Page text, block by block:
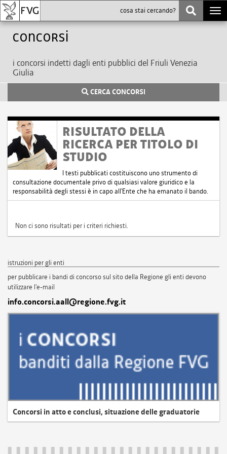
Concorsi
i concorsi indetti dagli enti pubblici del Friuli Venezia
Giulia
CERCA CONCORSI
RISULTATO DELLA
RICERCA PER TITOLO DI
STUDIO
I testi pubblicati costituiscono uno strumento di
consultazione documentale privo di qualsiasi valore giuridico e la
responsabilità degli stessi è in capo all'Ente che ha emanato il bando.
Non ci sono risultati per i criteri richiesti.
istruzioni per gli enti
per pubblicare i bandi di concorso sul sito della Regione gli enti devono
utilizzare l'e-mail
info.concorsi.aall@regione.fvg.it
Concorsi in atto e conclusi, situazione delle graduatorie